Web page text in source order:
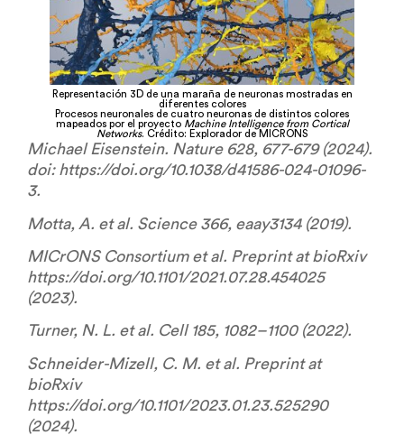
Representación 3D de una maraña de neuronas mostradas en
diferentes colores
Procesos neuronales de cuatro neuronas de distintos colores
mapeados por el proyecto Machine Intelligence from Cortical
Networks. Crédito: Explorador de MICRONS
Michael Eisenstein. Nature 628, 677-679 (2024).
doi: https://doi.org/10.1038/d41586-024-01096-
3.
Motta, A. et al. Science 366, eaay3134 (2019).
MICrONS Consortium et al. Preprint at bioRxiv
https://doi.org/10.1101/2021.07.28.454025
(2023).
Turner, N. L. et al. Cell 185, 1082–1100 (2022).
Schneider-Mizell, C. M. et al. Preprint at
bioRxiv
https://doi.org/10.1101/2023.01.23.525290
(2024).